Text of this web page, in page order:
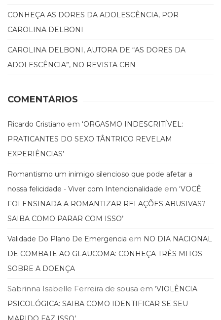
CONHEÇA AS DORES DA ADOLESCÊNCIA, POR
CAROLINA DELBONI
CAROLINA DELBONI, AUTORA DE “AS DORES DA
ADOLESCÊNCIA”, NO REVISTA CBN
COMENTÁRIOS
Ricardo Cristiano em ‘ORGASMO INDESCRITÍVEL:
PRATICANTES DO SEXO TÂNTRICO REVELAM
EXPERIÊNCIAS’
Romantismo um inimigo silencioso que pode afetar a
nossa felicidade - Viver com Intencionalidade em ‘VOCÊ
FOI ENSINADA A ROMANTIZAR RELAÇÕES ABUSIVAS?
SAIBA COMO PARAR COM ISSO’
Validade Do Plano De Emergencia em NO DIA NACIONAL
DE COMBATE AO GLAUCOMA: CONHEÇA TRÊS MITOS
SOBRE A DOENÇA
Sabrinna Isabelle Ferreira de sousa em ‘VIOLÊNCIA
PSICOLÓGICA: SAIBA COMO IDENTIFICAR SE SEU